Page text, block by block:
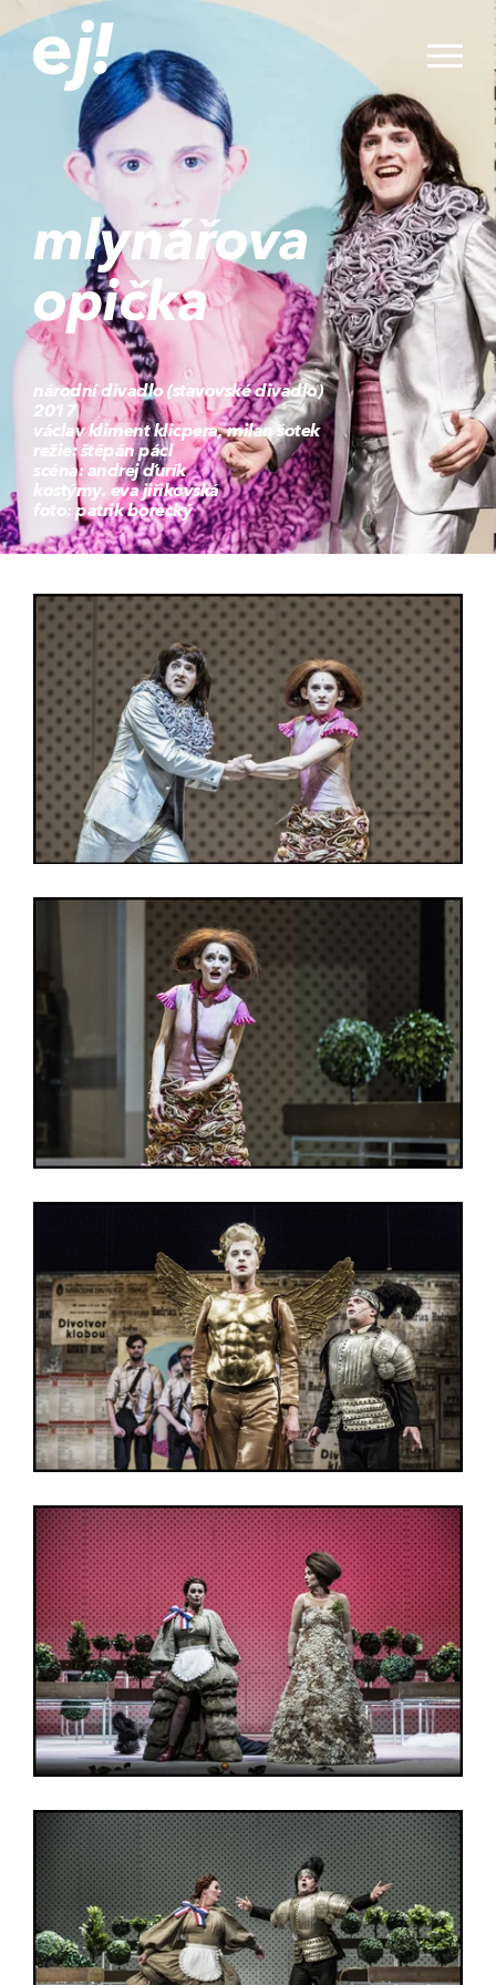
mlynářova
opička
národní divadlo (stavovské divadlo)
2017
václav kliment klicpera, milan šotek
režie: štěpán pácl
scéna: andrej ďurík
kostýmy. eva jiřikovská
foto: patrik borecký